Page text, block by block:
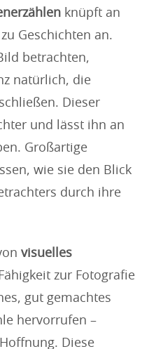
knüpft an
Geschichten an.
betrachten,
natürlich, die
Dieser
und lässt ihn an
Großartige
wie sie den Blick
durch ihre
visuelles
zur Fotografie
gut gemachtes
hervorrufen –
Diese